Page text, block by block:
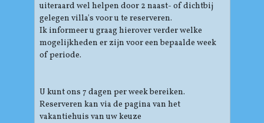
uiteraard wel helpen door 2 naast- of dichtbij
gelegen villa's voor u te reserveren.
Ik informeer u graag hierover verder welke
mogelijkheden er zijn voor een bepaalde week
of periode.
U kunt ons 7 dagen per week bereiken.
Reserveren kan via de pagina van het
vakantiehuis van uw keuze